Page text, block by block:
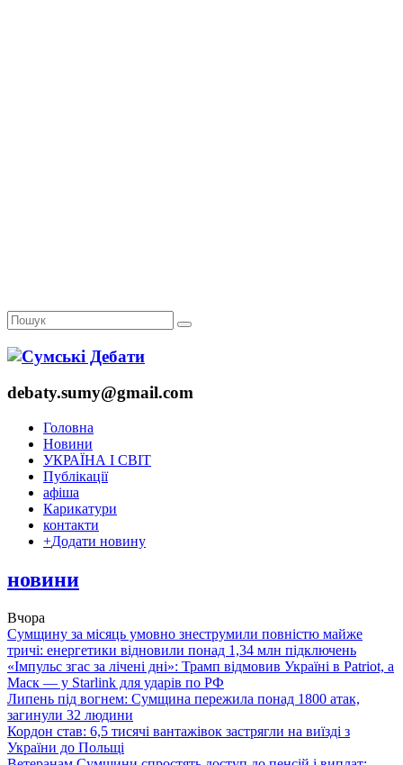
debaty.sumy@gmail.com
Головна
Новини
УКРАЇНА І СВІТ
Публікації
афіша
Карикатури
контакти
+Додати новину
новини
Вчора
Сумщину за місяць умовно знеструмили повністю майже
тричі: енергетики відновили понад 1,34 млн підключень
«Імпульс згас за лічені дні»: Трамп відмовив Україні в Patriot, а
Маск — у Starlink для ударів по РФ
Липень під вогнем: Сумщина пережила понад 1800 атак,
загинули 32 людини
Кордон став: 6,5 тисячі вантажівок застрягли на виїзді з
України до Польщі